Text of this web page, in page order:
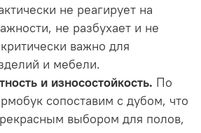
не реагирует на
не разбухает и не
важно для
и мебели.
и износостойкость. По
сопоставим с дубом, что
выбором для полов,